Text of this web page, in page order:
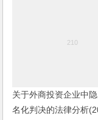
关于外商投资企业中
名化判决的法律分析